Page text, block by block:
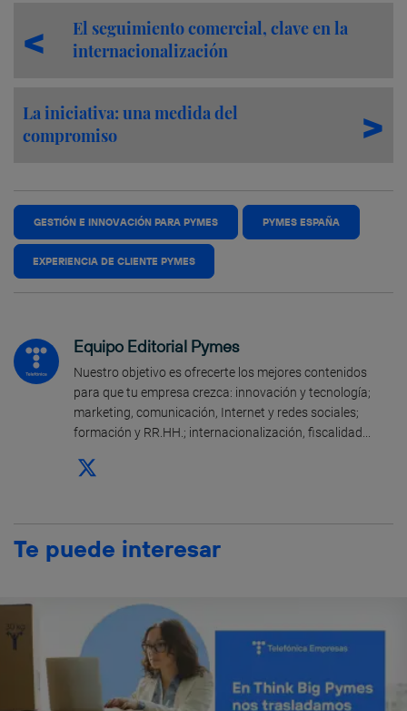
El seguimiento comercial, clave en la
internacionalización
La iniciativa: una medida del
compromiso
GESTIÓN E INNOVACIÓN PARA PYMES PYMES ESPAÑA
EXPERIENCIA DE CLIENTE PYMES
Equipo Editorial Pymes
Nuestro objetivo es ofrecerte los mejores contenidos
para que tu empresa crezca: innovación y tecnología;
marketing, comunicación, Internet y redes sociales;
formación y RR.HH.; internacionalización, fiscalidad...
Te puede interesar